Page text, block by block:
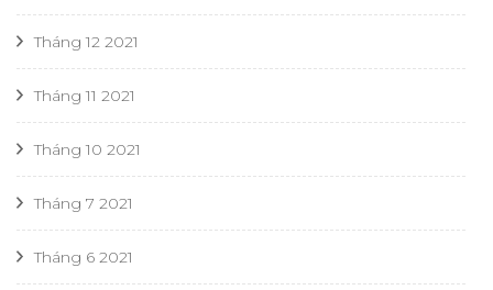
Tháng 12 2021
Tháng 11 2021
Tháng 10 2021
Tháng 7 2021
Tháng 6 2021